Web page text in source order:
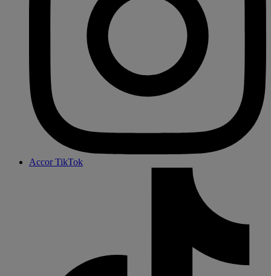
Accor TikTok